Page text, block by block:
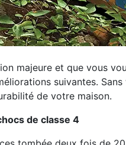
majeure et que vous
suivantes.
de votre maison.
de classe 4